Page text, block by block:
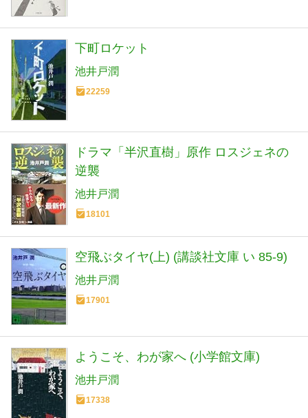
下町ロケット
池井戸潤
22259
ドラマ「半沢直樹」原作 ロスジェネの
逆襲
池井戸潤
18101
空飛ぶタイヤ(上) (講談社文庫 い 85-9)
池井戸潤
17901
ようこそ、わが家へ (小学館文庫)
池井戸潤
17338